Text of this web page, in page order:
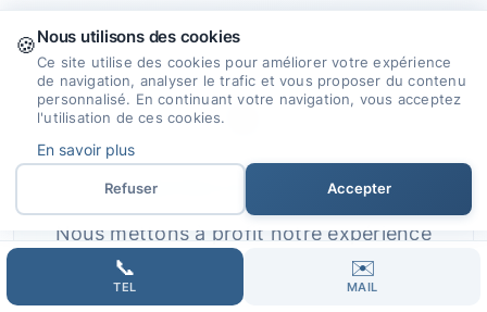
🎯
Expertise et Savoir-faire
Nous mettons à profit notre expérience
et nos compétences pour créer des sites
internet sur mesure qui répondent à vos
📞
TEL
✉️
MAIL
🍪Nous utilisons des cookies
Ce site utilise des cookies pour améliorer votre expérience
de navigation, analyser le trafic et vous proposer du contenu
personnalisé. En continuant votre navigation, vous acceptez
l'utilisation de ces cookies.
En savoir plus
Refuser Accepter